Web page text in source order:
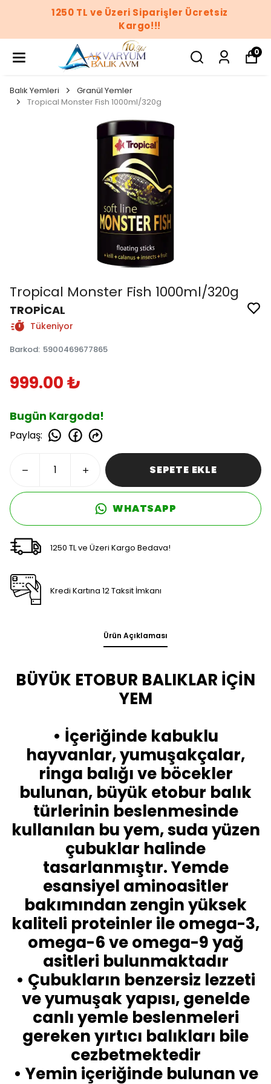
1250 TL ve Üzeri Siparişler Ücretsiz
Kargo!!!
0
Balık Yemleri
Granül Yemler
Tropical Monster Fish 1000ml/320g
Tropical Monster Fish 1000ml/320g
TROPİCAL
Tükeniyor
Barkod: 5900469677865
999.00 ₺
Bugün Kargoda!
Paylaş:
SEPETE EKLE
WHATSAPP
1250 TL ve Üzeri Kargo Bedava!
Kredi Kartına 12 Taksit İmkanı
Ürün Açıklaması
BÜYÜK ETOBUR BALIKLAR İÇİN
YEM
• İçeriğinde kabuklu
hayvanlar, yumuşakçalar,
ringa balığı ve böcekler
bulunan, büyük etobur balık
türlerinin beslenmesinde
kullanılan bu yem, suda yüzen
çubuklar halinde
tasarlanmıştır. Yemde
esansiyel aminoasitler
bakımından zengin yüksek
kaliteli proteinler ile omega-3,
omega-6 ve omega-9 yağ
asitleri bulunmaktadır
• Çubukların benzersiz lezzeti
ve yumuşak yapısı, genelde
canlı yemle beslenmeleri
gereken yırtıcı balıkları bile
cezbetmektedir
• Yemin içeriğinde bulunan ve